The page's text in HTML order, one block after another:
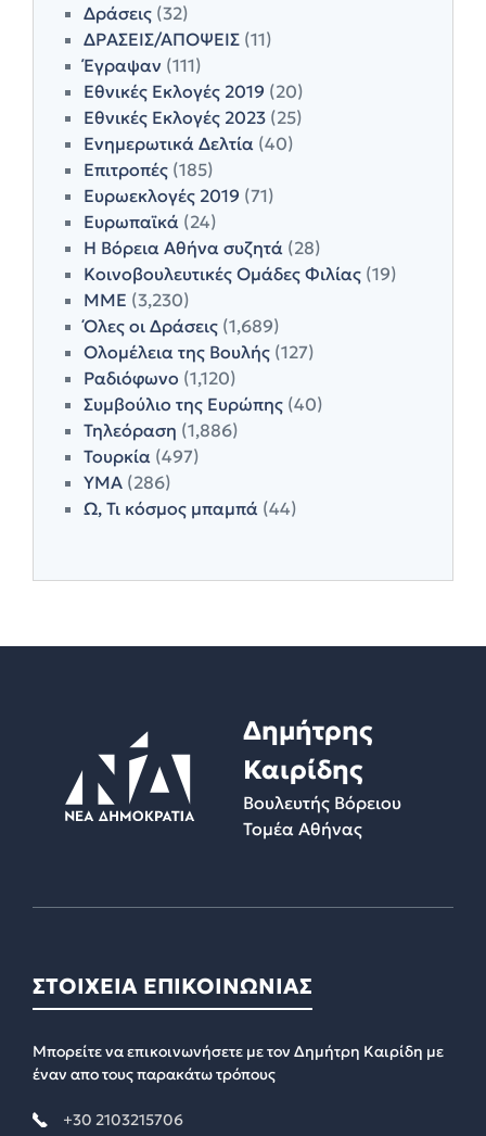
Δράσεις (32)
ΔΡΑΣΕΙΣ/ΑΠΟΨΕΙΣ (11)
Έγραψαν (111)
Εθνικές Εκλογές 2019 (20)
Εθνικές Εκλογές 2023 (25)
Ενημερωτικά Δελτία (40)
Επιτροπές (185)
Ευρωεκλογές 2019 (71)
Ευρωπαϊκά (24)
Η Βόρεια Αθήνα συζητά (28)
Κοινοβουλευτικές Ομάδες Φιλίας (19)
ΜΜΕ (3,230)
Όλες οι Δράσεις (1,689)
Ολομέλεια της Βουλής (127)
Ραδιόφωνο (1,120)
Συμβούλιο της Ευρώπης (40)
Τηλεόραση (1,886)
Τουρκία (497)
ΥΜΑ (286)
Ω, Τι κόσμος μπαμπά (44)
Δημήτρης
Καιρίδης
Βουλευτής Βόρειου
Τομέα Αθήνας
ΣΤΟΙΧΕΙΑ ΕΠΙΚΟΙΝΩΝΙΑΣ
Μπορείτε να επικοινωνήσετε με τον Δημήτρη Καιρίδη με
έναν απο τους παρακάτω τρόπους
+30 2103215706